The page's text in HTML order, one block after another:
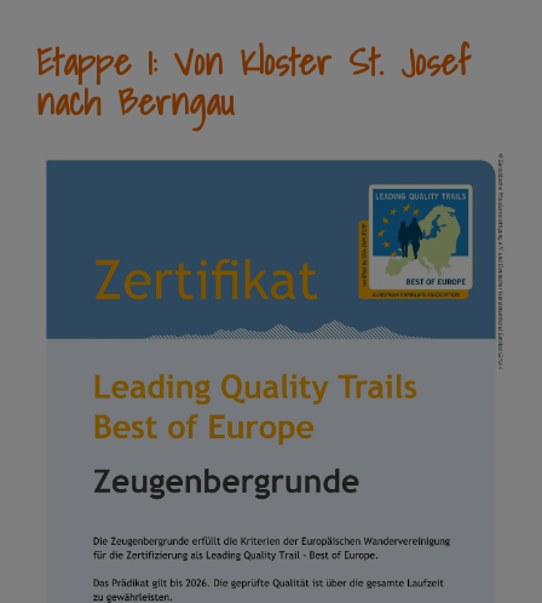
Etappe 1: Von Kloster St. Josef
nach Berngau